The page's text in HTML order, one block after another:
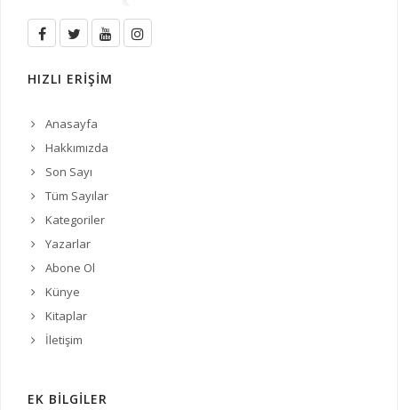
HIZLI ERİŞİM
Anasayfa
Hakkımızda
Son Sayı
Tüm Sayılar
Kategoriler
Yazarlar
Abone Ol
Künye
Kitaplar
İletişim
EK BİLGİLER